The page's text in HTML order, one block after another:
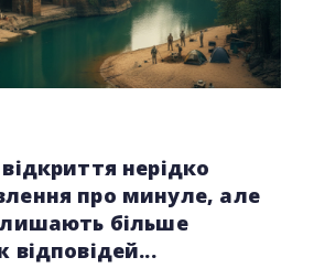
нерідко
про минуле, але
більше
відповідей...